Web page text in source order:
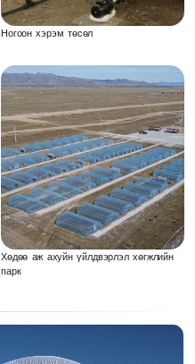
Ногоон хэрэм төсөл
Хөдөө аж ахуйн үйлдвэрлэл хөгжлийн
парк